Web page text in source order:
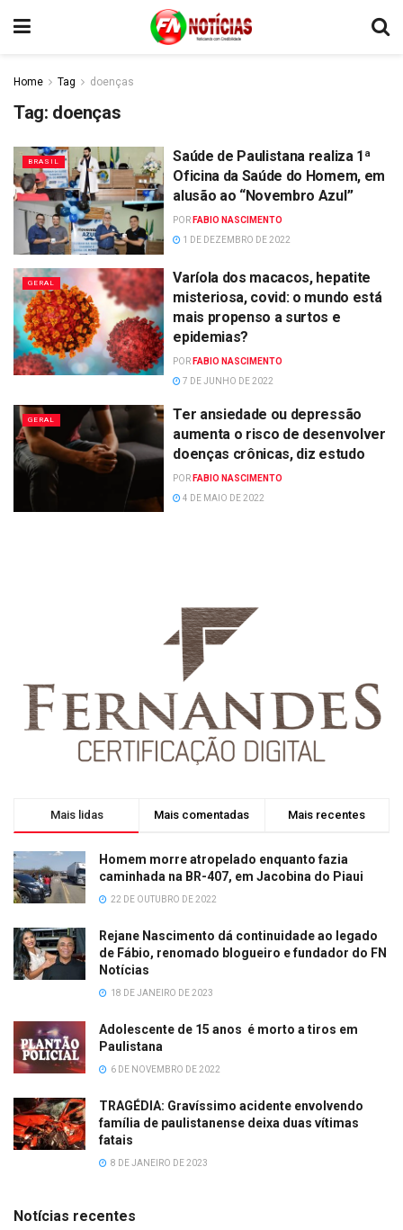
Home Tag doenças
Tag: doenças
BRASIL
Saúde de Paulistana realiza 1ª
Oficina da Saúde do Homem, em
alusão ao “Novembro Azul”
POR FABIO NASCIMENTO
1 DE DEZEMBRO DE 2022
GERAL
Varíola dos macacos, hepatite
misteriosa, covid: o mundo está
mais propenso a surtos e
epidemias?
POR FABIO NASCIMENTO
7 DE JUNHO DE 2022
GERAL
Ter ansiedade ou depressão
aumenta o risco de desenvolver
doenças crônicas, diz estudo
POR FABIO NASCIMENTO
4 DE MAIO DE 2022
Mais lidas Mais comentadas Mais recentes
Homem morre atropelado enquanto fazia
caminhada na BR-407, em Jacobina do Piaui
22 DE OUTUBRO DE 2022
Rejane Nascimento dá continuidade ao legado
de Fábio, renomado blogueiro e fundador do FN
Notícias
18 DE JANEIRO DE 2023
Adolescente de 15 anos é morto a tiros em
Paulistana
6 DE NOVEMBRO DE 2022
TRAGÉDIA: Gravíssimo acidente envolvendo
família de paulistanense deixa duas vítimas
fatais
8 DE JANEIRO DE 2023
Notícias recentes